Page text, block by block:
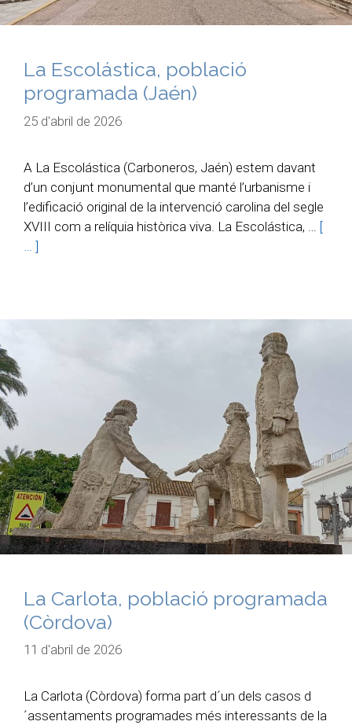
La Escolástica, població
programada (Jaén)
25 d'abril de 2026
A La Escolástica (Carboneros, Jaén) estem davant
d’un conjunt monumental que manté l’urbanisme i
l’edificació original de la intervenció carolina del segle
XVIII com a relíquia històrica viva. La Escolástica, … [
… ]
La Carlota, població programada
(Còrdova)
11 d'abril de 2026
La Carlota (Còrdova) forma part d´un dels casos d
´assentaments programades més interessants de la